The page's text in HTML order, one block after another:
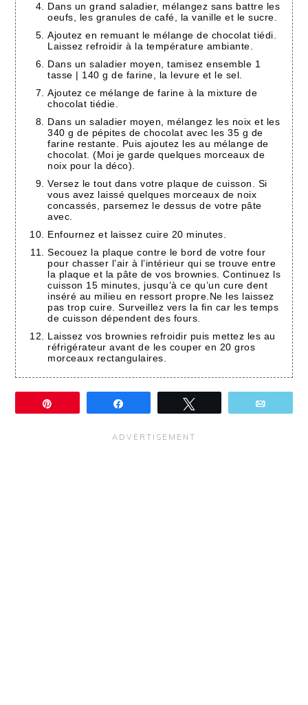
Dans un grand saladier, mélangez sans battre les
oeufs, les granules de café, la vanille et le sucre.
Ajoutez en remuant le mélange de chocolat tiédi.
Laissez refroidir à la température ambiante.
Dans un saladier moyen, tamisez ensemble 1
tasse | 140 g de farine, la levure et le sel.
Ajoutez ce mélange de farine à la mixture de
chocolat tiédie.
Dans un saladier moyen, mélangez les noix et les
340 g de pépites de chocolat avec les 35 g de
farine restante. Puis ajoutez les au mélange de
chocolat. (Moi je garde quelques morceaux de
noix pour la déco).
Versez le tout dans votre plaque de cuisson. Si
vous avez laissé quelques morceaux de noix
concassés, parsemez le dessus de votre pâte
avec.
Enfournez et laissez cuire 20 minutes.
Secouez la plaque contre le bord de votre four
pour chasser l’air à l’intérieur qui se trouve entre
la plaque et la pâte de vos brownies. Continuez ls
cuisson 15 minutes, jusqu’à ce qu’un cure dent
inséré au milieu en ressort propre.Ne les laissez
pas trop cuire. Surveillez vers la fin car les temps
de cuisson dépendent des fours.
Laissez vos brownies refroidir puis mettez les au
réfrigérateur avant de les couper en 20 gros
morceaux rectangulaires.